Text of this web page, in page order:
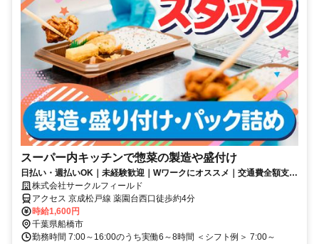
スーパー内キッチンで惣菜の製造や盛付け
日払い・週払いOK｜未経験歓迎｜Wワークにオススメ｜交通費全額支給
｜駅チカ
株式会社サークルフィールド
アクセス 京成松戸線 薬園台西口徒歩約4分
時給1,600円
千葉県船橋市
勤務時間 7:00～16:00のうち実働6～8時間 ＜シフト例＞ 7:00～